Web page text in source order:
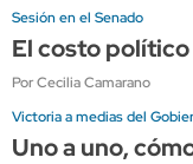
Sesión en el Senado
El costo
Por Cecilia Camarano
Victoria a medias del
Uno a uno,